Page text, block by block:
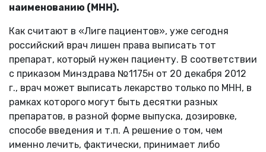
наименованию (МНН).
Как считают в «Лиге пациентов», уже сегодня
российский врач лишен права выписать тот
препарат, который нужен пациенту. В соответствии
с приказом Минздрава №1175н от 20 декабря 2012
г., врач может выписать лекарство только по МНН, в
рамках которого могут быть десятки разных
препаратов, в разной форме выпуска, дозировке,
способе введения и т.п. А решение о том, чем
именно лечить, фактически, принимает либо